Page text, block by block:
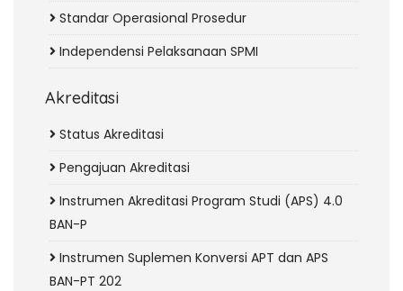
Standar Operasional Prosedur
Independensi Pelaksanaan SPMI
Akreditasi
Status Akreditasi
Pengajuan Akreditasi
Instrumen Akreditasi Program Studi (APS) 4.0
BAN-P
Instrumen Suplemen Konversi APT dan APS
BAN-PT 202